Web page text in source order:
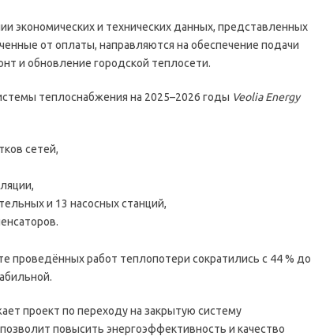
экономических и технических данных, представленных
от оплаты, направляются на обеспечение подачи
и обновление городской теплосети.
теплоснабжения на 2025–2026 годы Veolia Energy
сетей,
и 13 насосных станций,
проведённых работ теплопотери сократились с 44 % до
проект по переходу на закрытую систему
повысить энергоэффективность и качество